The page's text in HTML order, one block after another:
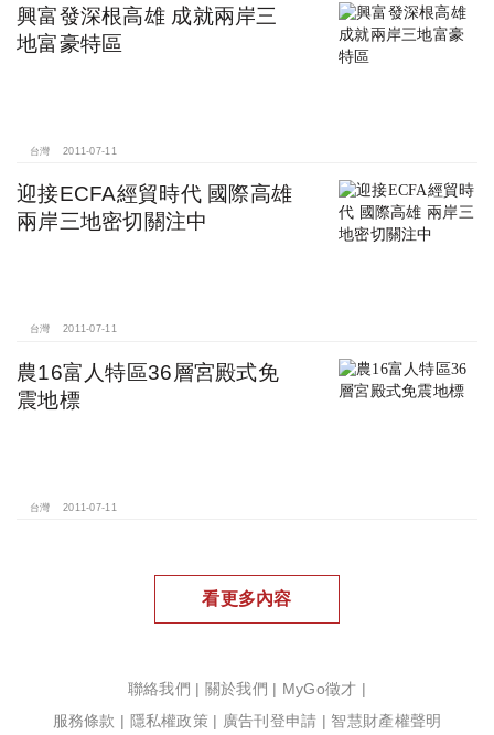
興富發深根高雄 成就兩岸三
地富豪特區
台灣 2011-07-11
迎接ECFA經貿時代 國際高雄
兩岸三地密切關注中
台灣 2011-07-11
農16富人特區36層宮殿式免
震地標
台灣 2011-07-11
看更多內容
聯絡我們 關於我們 MyGo徵才
服務條款
隱私權政策 廣告刊登申請 智慧財產權聲明